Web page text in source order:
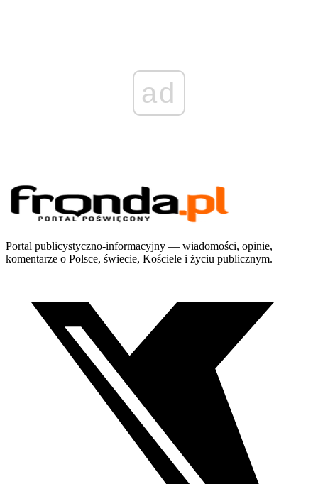
ad
Portal publicystyczno-informacyjny — wiadomości, opinie,
komentarze o Polsce, świecie, Kościele i życiu publicznym.